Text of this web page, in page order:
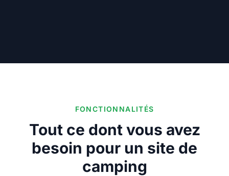
FONCTIONNALITÉS
Tout ce dont vous avez
besoin pour un site de
camping